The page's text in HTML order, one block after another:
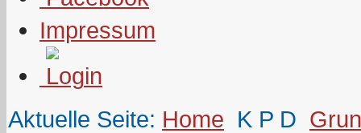
Impressum
Aktuelle Seite: Home K P D